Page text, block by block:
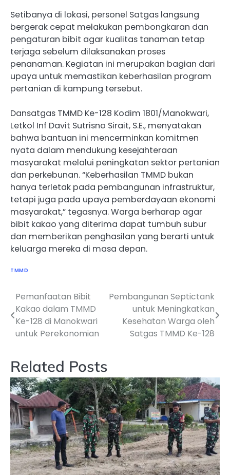
Setibanya di lokasi, personel Satgas langsung
bergerak cepat melakukan pembongkaran dan
pengaturan bibit agar kualitas tanaman tetap
terjaga sebelum dilaksanakan proses
penanaman. Kegiatan ini merupakan bagian dari
upaya untuk memastikan keberhasilan program
pertanian di kampung tersebut.
Dansatgas TMMD Ke-128 Kodim 1801/Manokwari,
Letkol Inf Davit Sutrisno Sirait, S.E., menyatakan
bahwa bantuan ini mencerminkan komitmen
nyata dalam mendukung kesejahteraan
masyarakat melalui peningkatan sektor pertanian
dan perkebunan. “Keberhasilan TMMD bukan
hanya terletak pada pembangunan infrastruktur,
tetapi juga pada upaya pemberdayaan ekonomi
masyarakat,” tegasnya. Warga berharap agar
bibit kakao yang diterima dapat tumbuh subur
dan memberikan penghasilan yang berarti untuk
keluarga mereka di masa depan.
TMMD
Navigasi
pos
Pemanfaatan Bibit
Kakao dalam TMMD
Ke-128 di Manokwari
untuk Perekonomian
Pembangunan Septictank
untuk Meningkatkan
Kesehatan Warga oleh
Satgas TMMD Ke-128
Related Posts